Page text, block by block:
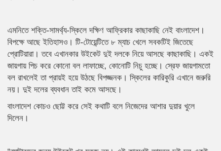
এমনিতে শক্তি-সামর্থ্য-স্কিলে দক্ষিণ আফ্রিকার কাছাকাছি নেই বাংলাদেশ।
বিপক্ষে আছে ইতিহাসও। টি-টোয়েন্টিতে ৮ ম্যাচ খেলে সবকটিই জিতেছে
প্রোটিয়ারা। তবে এখানকার উইকেট দুই দলকে নিয়ে আসছে কাছাকাছি। একই
জায়গায় পিচ করে কোনো বল লাফাচ্ছে, কোনোটি নিচু হচ্ছে। স্রেফ জায়গামতো
বল রাখলেই তা প্রায়ই হয়ে উঠছে বিপজ্জনক। স্কিলের কারিকুরি এখানে জরুরি
নয়। দুই দলের ব্যবধান তাই কমে আসছে।
বাংলাদেশ কোচও ছোট্ট করে সেই কথাটি বলে নিজেদের আশার দুয়ার খুলে
দিলেন।